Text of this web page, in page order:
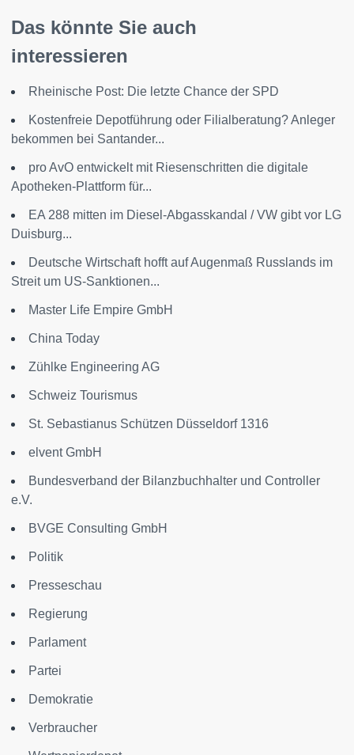
Das könnte Sie auch
interessieren
Rheinische Post: Die letzte Chance der SPD
Kostenfreie Depotführung oder Filialberatung? Anleger
bekommen bei Santander...
pro AvO entwickelt mit Riesenschritten die digitale
Apotheken-Plattform für...
EA 288 mitten im Diesel-Abgasskandal / VW gibt vor LG
Duisburg...
Deutsche Wirtschaft hofft auf Augenmaß Russlands im
Streit um US-Sanktionen...
Master Life Empire GmbH
China Today
Zühlke Engineering AG
Schweiz Tourismus
St. Sebastianus Schützen Düsseldorf 1316
elvent GmbH
Bundesverband der Bilanzbuchhalter und Controller
e.V.
BVGE Consulting GmbH
Politik
Presseschau
Regierung
Parlament
Partei
Demokratie
Verbraucher